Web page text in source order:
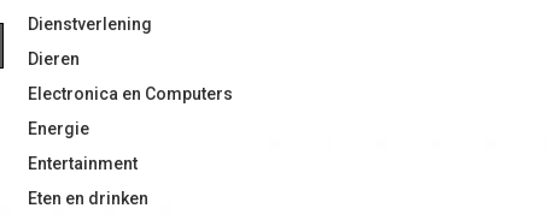
Dienstverlening
Dieren
Electronica en Computers
Energie
Entertainment
Eten en drinken